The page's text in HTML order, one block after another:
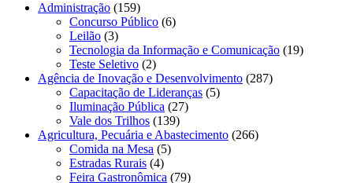
Administração (159)
Concurso Público (6)
Leilão (3)
Tecnologia da Informação e Comunicação (19)
Teste Seletivo (2)
Agência de Inovação e Desenvolvimento (287)
Capacitação de Lideranças (5)
Iluminação Pública (27)
Vale dos Trilhos (139)
Agricultura, Pecuária e Abastecimento (266)
Comida na Mesa (5)
Estradas Rurais (4)
Feira Gastronômica (79)